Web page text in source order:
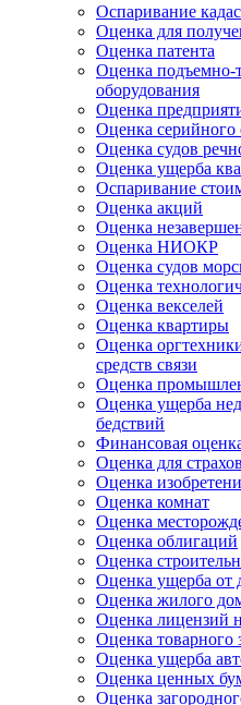
Оспаривание
Оценка для
Оценка патента
Оценка
оборудования
Оценка
Оценка серийного
Оценка судов
Оценка ущерба
Оспаривание
Оценка акций
Оценка
Оценка НИОКР
Оценка судов
Оценка
Оценка векселей
Оценка квартиры
Оценка
средств связи
Оценка
Оценка ущерба
бедствий
Финансовая
Оценка для
Оценка
Оценка комнат
Оценка
Оценка облигаций
Оценка
Оценка ущерба от
Оценка жилого
Оценка лицензий
Оценка товарного
Оценка ущерба
Оценка ценных
Оценка